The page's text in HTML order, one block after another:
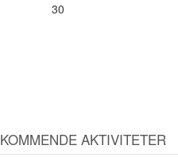
30
KOMMENDE AKTIVITETER